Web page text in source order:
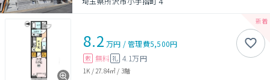
8.2 万円 /管理費5,500円
敷 無料 礼 4.1万円
1K / 27.84㎡ / 3階